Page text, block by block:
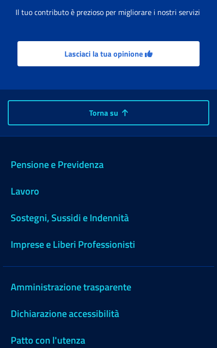
Il tuo contributo è prezioso per migliorare i nostri servizi
Lasciaci la tua opinione
Torna su
Pensione e Previdenza
Lavoro
Sostegni, Sussidi e Indennità
Imprese e Liberi Professionisti
Amministrazione trasparente
Dichiarazione accessibilità
Patto con l'utenza